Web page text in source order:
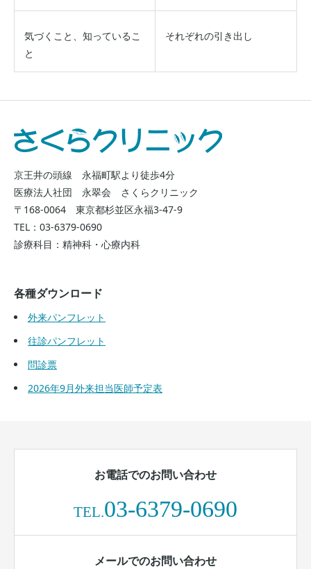
気づくこと、知っているこ
と
それぞれの引き出し
京王井の頭線 永福町駅より徒歩4分
医療法人社団 永翠会 さくらクリニック
〒168-0064 東京都杉並区永福3-47-9
TEL：03-6379-0690
診療科目：精神科・心療内科
各種ダウンロード
外来パンフレット
往診パンフレット
問診票
2026年9月外来担当医師予定表
お電話でのお問い合わせ
TEL.03-6379-0690
メールでのお問い合わせ